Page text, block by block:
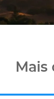
Mais